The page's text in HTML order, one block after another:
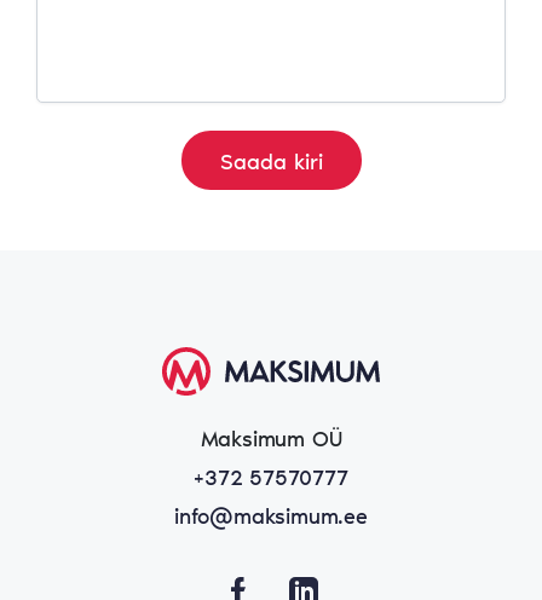
Maksimum OÜ
+372 57570777
info@maksimum.ee